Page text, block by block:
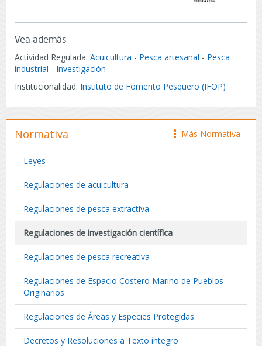
Vea además
Actividad Regulada: Acuicultura - Pesca artesanal - Pesca
industrial - Investigación
Institucionalidad: Instituto de Fomento Pesquero (IFOP)
icono
Más Normativa
Normativa
Leyes
Regulaciones de acuicultura
Regulaciones de pesca extractiva
Regulaciones de investigación científica
Regulaciones de pesca recreativa
Regulaciones de Espacio Costero Marino de Pueblos
Originarios
Regulaciones de Áreas y Especies Protegidas
Decretos y Resoluciones a Texto íntegro